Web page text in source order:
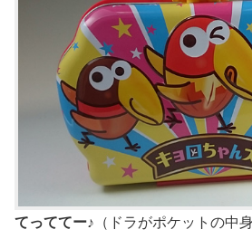
てっててー♪ （ドラがポケットの中